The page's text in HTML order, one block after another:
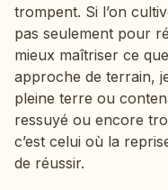
trompent. Si l’on
pas seulement pour
mieux maîtriser ce
approche de terrain,
pleine terre ou
ressuyé ou encore
c’est celui où la
de réussir.